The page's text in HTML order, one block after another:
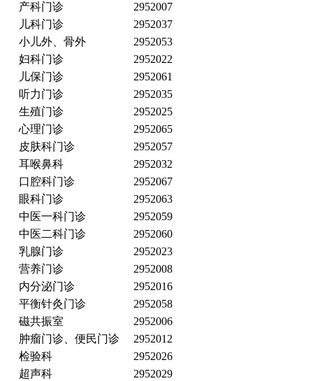
产科门诊
2952007
儿科门诊
2952037
小儿外、骨外
2952053
妇科门诊
2952022
儿保门诊
2952061
听力门诊
2952035
生殖门诊
2952025
心理门诊
2952065
皮肤科门诊
2952057
耳喉鼻科
2952032
口腔科门诊
2952067
眼科门诊
2952063
中医一科门诊
2952059
中医二科门诊
2952060
乳腺门诊
2952023
营养门诊
2952008
内分泌门诊
2952016
平衡针灸门诊
2952058
磁共振室
2952006
肿瘤门诊、便民门诊
2952012
检验科
2952026
超声科
2952029